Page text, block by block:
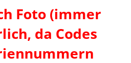
Foto (immer
da Codes